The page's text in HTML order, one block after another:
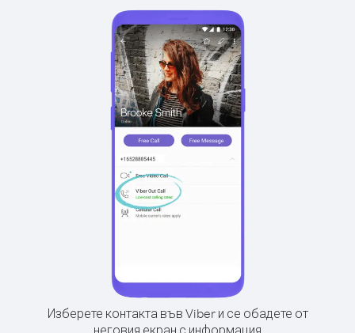
Изберете контакта във Viber и се обадете от
неговия екран с информация